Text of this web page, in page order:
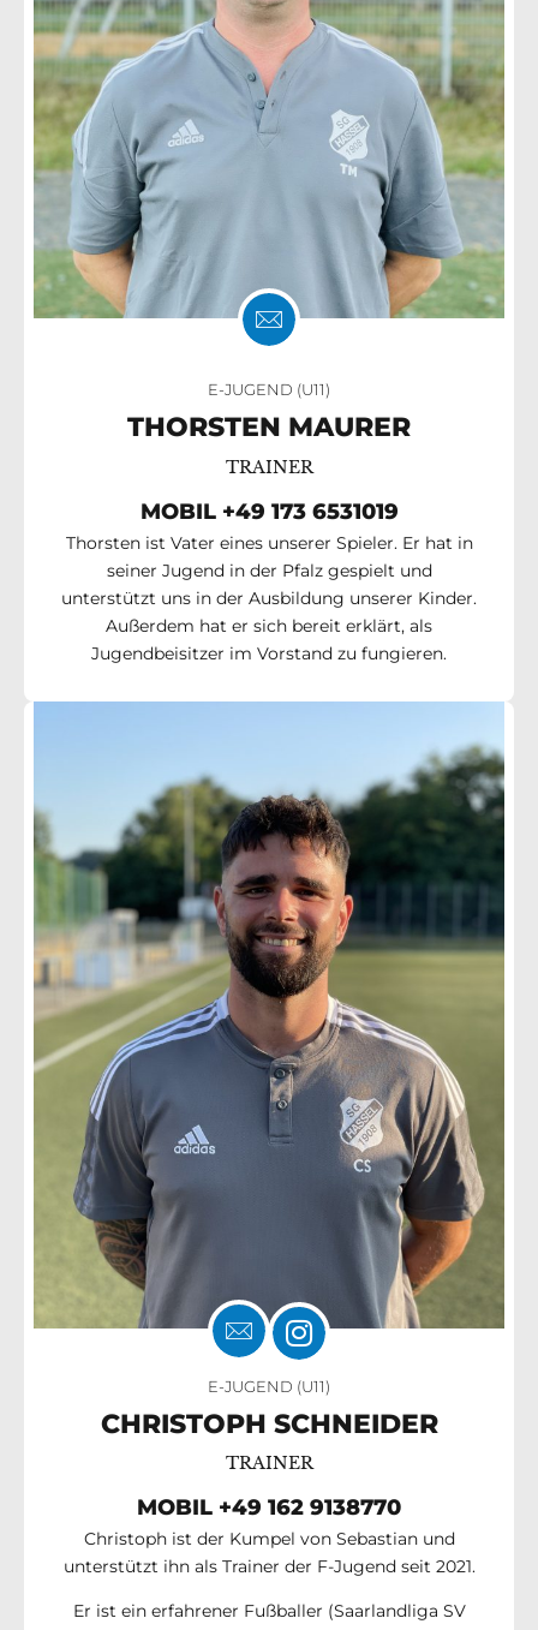
E-JUGEND (U11)
THORSTEN MAURER
TRAINER
MOBIL ‪+49 173 6531019
Thorsten ist Vater eines unserer Spieler. Er hat in
seiner Jugend in der Pfalz gespielt und
unterstützt uns in der Ausbildung unserer Kinder.
Außerdem hat er sich bereit erklärt, als
Jugendbeisitzer im Vorstand zu fungieren.
E-JUGEND (U11)
CHRISTOPH SCHNEIDER
TRAINER
MOBIL ‪+49 162 9138770
Christoph ist der Kumpel von Sebastian und
unterstützt ihn als Trainer der F-Jugend seit 2021.
Er ist ein erfahrener Fußballer (Saarlandliga SV